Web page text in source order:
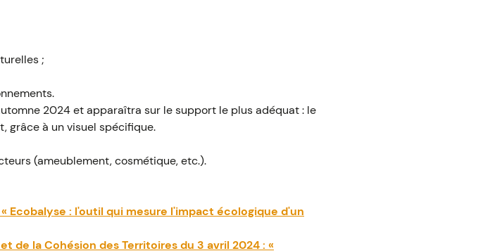
;
2024 et apparaîtra sur le support le plus adéquat : le
grâce à un visuel spécifique.
(ameublement, cosmétique, etc.).
Ecobalyse : l'outil qui mesure l'impact écologique d'un
de la Cohésion des Territoires du 3 avril 2024 : «